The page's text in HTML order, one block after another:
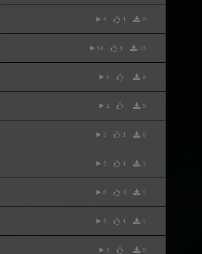
4 1 0
14 1 13
6 6
2 0
5 1 0
5 1 1
8 3 1
5 1 1
3 0